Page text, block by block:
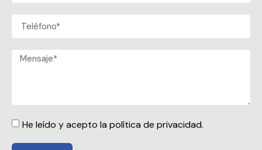
He leído y acepto la política de privacidad.